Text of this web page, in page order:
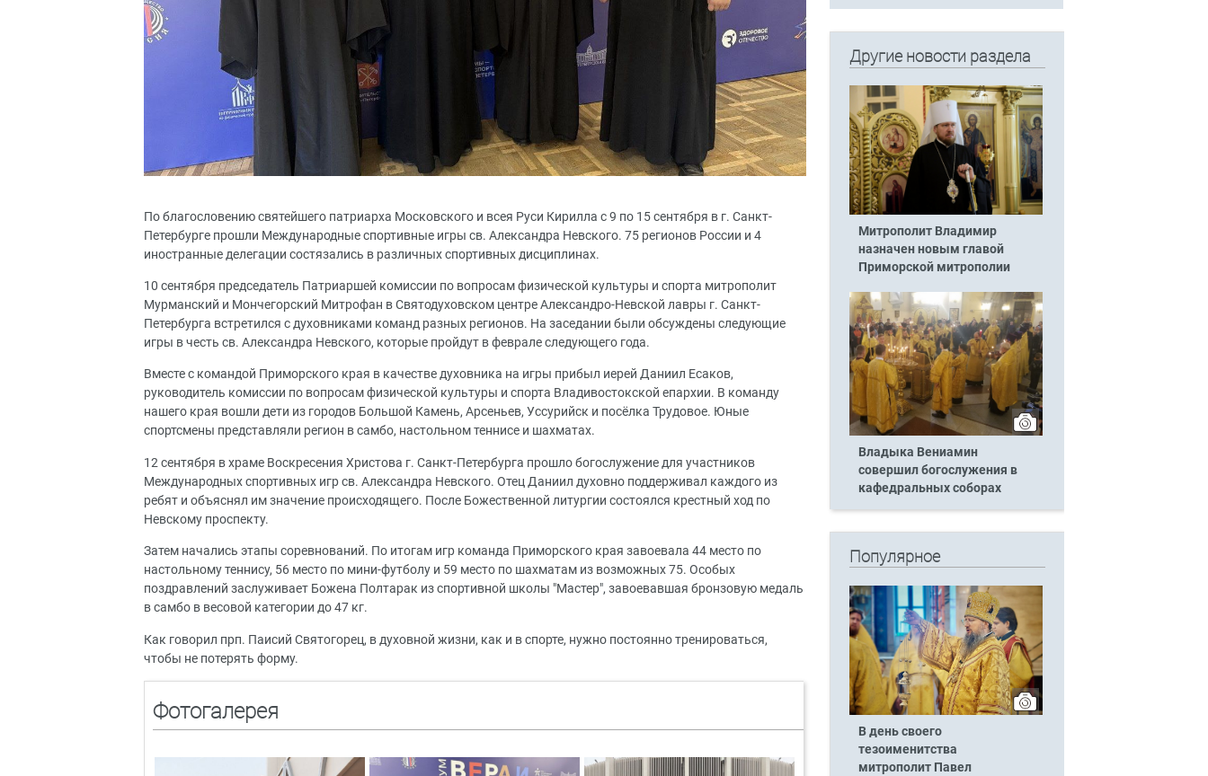
По благословению святейшего патриарха Московского и всея Руси Кирилла с 9 по 15 сентября в г. Санкт-
Петербурге прошли Международные спортивные игры св. Александра Невского. 75 регионов России и 4
иностранные делегации состязались в различных спортивных дисциплинах.
10 сентября председатель Патриаршей комиссии по вопросам физической культуры и спорта митрополит
Мурманский и Мончегорский Митрофан в Святодуховском центре Александро-Невской лавры г. Санкт-
Петербурга встретился с духовниками команд разных регионов. На заседании были обсуждены следующие
игры в честь св. Александра Невского, которые пройдут в феврале следующего года.
Вместе с командой Приморского края в качестве духовника на игры прибыл иерей Даниил Есаков,
руководитель комиссии по вопросам физической культуры и спорта Владивостокской епархии. В команду
нашего края вошли дети из городов Большой Камень, Арсеньев, Уссурийск и посёлка Трудовое. Юные
спортсмены представляли регион в самбо, настольном теннисе и шахматах.
12 сентября в храме Воскресения Христова г. Санкт-Петербурга прошло богослужение для участников
Международных спортивных игр св. Александра Невского. Отец Даниил духовно поддерживал каждого из
ребят и объяснял им значение происходящего. После Божественной литургии состоялся крестный ход по
Невскому проспекту.
Затем начались этапы соревнований. По итогам игр команда Приморского края завоевала 44 место по
настольному теннису, 56 место по мини-футболу и 59 место по шахматам из возможных 75. Особых
поздравлений заслуживает Божена Полтарак из спортивной школы "Мастер", завоевавшая бронзовую медаль
в самбо в весовой категории до 47 кг.
Как говорил прп. Паисий Святогорец, в духовной жизни, как и в спорте, нужно постоянно тренироваться,
чтобы не потерять форму.
Фотогалерея
Другие новости раздела
Митрополит Владимир
назначен новым главой
Приморской митрополии
Владыка Вениамин
совершил богослужения в
кафедральных соборах
Популярное
В день своего
тезоименитства
митрополит Павел